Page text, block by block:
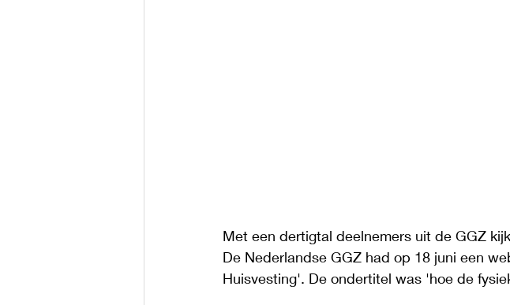
Met een dertigtal deelnemers uit de GGZ
De Nederlandse GGZ had op 18 juni een
Huisvesting'. De ondertitel was 'hoe de